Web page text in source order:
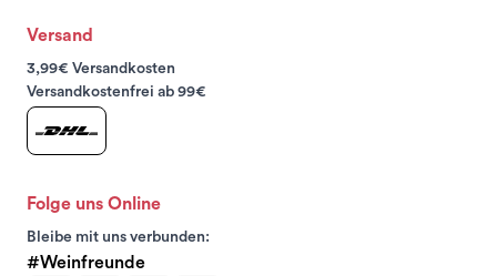
Versand
3,99€ Versandkosten
Versandkostenfrei ab 99€
Folge uns Online
Bleibe mit uns verbunden:
#Weinfreunde